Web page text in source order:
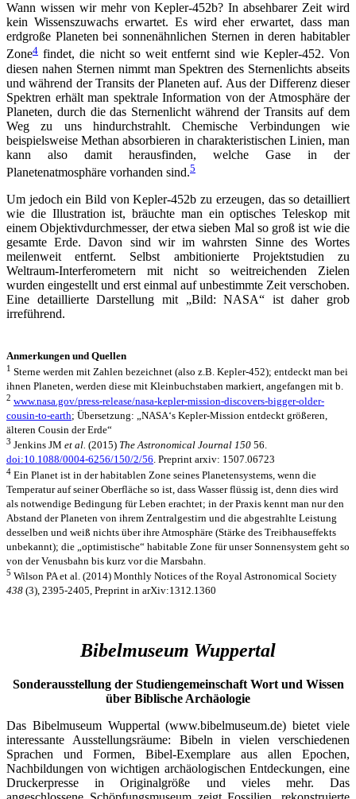
Wann wissen wir mehr von Kepler-452b? In absehbarer Zeit wird
kein Wissenszuwachs erwartet. Es wird eher erwartet, dass man
erdgroße Planeten bei sonnenähnlichen Sternen in deren habitabler
Zone4 findet, die nicht so weit entfernt sind wie Kepler-452. Von
diesen nahen Sternen nimmt man Spektren des Sternenlichts abseits
und während der Transits der Planeten auf. Aus der Differenz dieser
Spektren erhält man spektrale Information von der Atmosphäre der
Planeten, durch die das Sternenlicht während der Transits auf dem
Weg zu uns hindurchstrahlt. Chemische Verbindungen wie
beispielsweise Methan absorbieren in charakteristischen Linien, man
kann also damit herausfinden, welche Gase in der
Planetenatmosphäre vorhanden sind.5
Um jedoch ein Bild von Kepler-452b zu erzeugen, das so detailliert
wie die Illustration ist, bräuchte man ein optisches Teleskop mit
einem Objektivdurchmesser, der etwa sieben Mal so groß ist wie die
gesamte Erde. Davon sind wir im wahrsten Sinne des Wortes
meilenweit entfernt. Selbst ambitionierte Projektstudien zu
Weltraum-Interferometern mit nicht so weitreichenden Zielen
wurden eingestellt und erst einmal auf unbestimmte Zeit verschoben.
Eine detaillierte Darstellung mit „Bild: NASA“ ist daher grob
irreführend.
Anmerkungen und Quellen
1 Sterne werden mit Zahlen bezeichnet (also z.B. Kepler-452); entdeckt man bei
ihnen Planeten, werden diese mit Kleinbuchstaben markiert, angefangen mit b.
2 www.nasa.gov/press-release/nasa-kepler-mission-discovers-bigger-older-
cousin-to-earth; Übersetzung: „NASA‘s Kepler-Mission entdeckt größeren,
älteren Cousin der Erde“
3 Jenkins JM et al. (2015) The Astronomical Journal 150 56.
doi:10.1088/0004-6256/150/2/56. Preprint arxiv: 1507.06723
4 Ein Planet ist in der habitablen Zone seines Planetensystems, wenn die
Temperatur auf seiner Oberfläche so ist, dass Wasser flüssig ist, denn dies wird
als notwendige Bedingung für Leben erachtet; in der Praxis kennt man nur den
Abstand der Planeten von ihrem Zentralgestirn und die abgestrahlte Leistung
desselben und weiß nichts über ihre Atmosphäre (Stärke des Treibhauseffekts
unbekannt); die „optimistische“ habitable Zone für unser Sonnensystem geht so
von der Venusbahn bis kurz vor die Marsbahn.
5 Wilson PA et al. (2014) Monthly Notices of the Royal Astronomical Society
438 (3), 2395-2405, Preprint in arXiv:1312.1360
Bibelmuseum Wuppertal
Sonderausstellung der Studiengemeinschaft Wort und Wissen
über Biblische Archäologie
Das Bibelmuseum Wuppertal (www.bibelmuseum.de) bietet viele
interessante Ausstellungsräume: Bibeln in vielen verschiedenen
Sprachen und Formen, Bibel-Exemplare aus allen Epochen,
Nachbildungen von wichtigen archäologischen Entdeckungen, eine
Druckerpresse in Originalgröße und vieles mehr. Das